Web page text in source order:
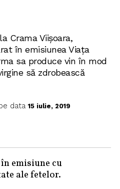
Crama Viișoara,
în emisiunea Viața
sa produce vin în mod
să zdrobească
data15 iulie, 2019
emisiune cu
ale fetelor.